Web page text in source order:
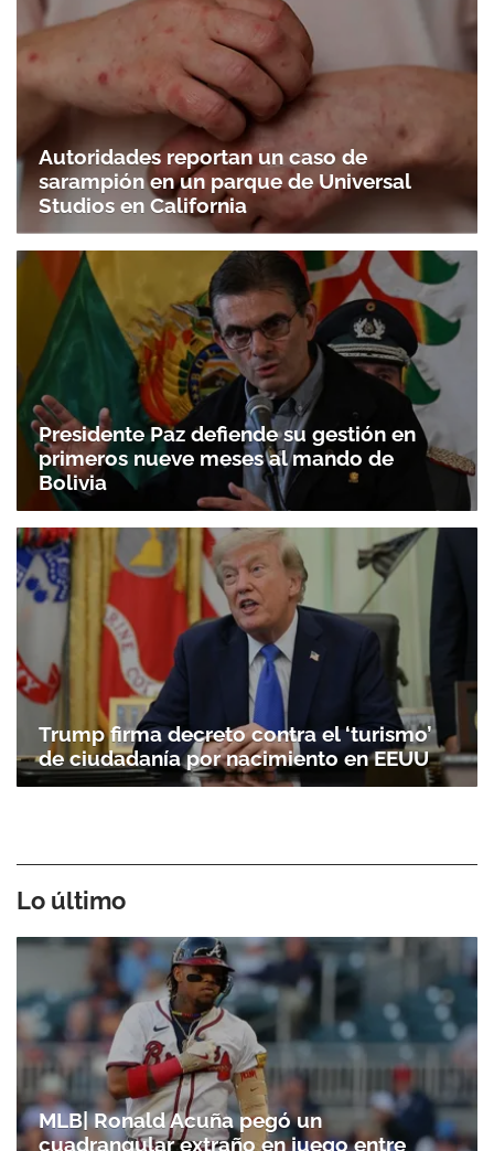
Autoridades reportan un caso de
sarampión en un parque de Universal
Studios en California
Presidente Paz defiende su gestión en
primeros nueve meses al mando de
Bolivia
Trump firma decreto contra el ‘turismo’
de ciudadanía por nacimiento en EEUU
Lo último
MLB| Ronald Acuña pegó un
cuadrangular extraño en juego entre